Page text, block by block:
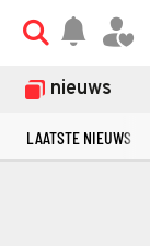
nieuws
LAATSTE NIEUWS